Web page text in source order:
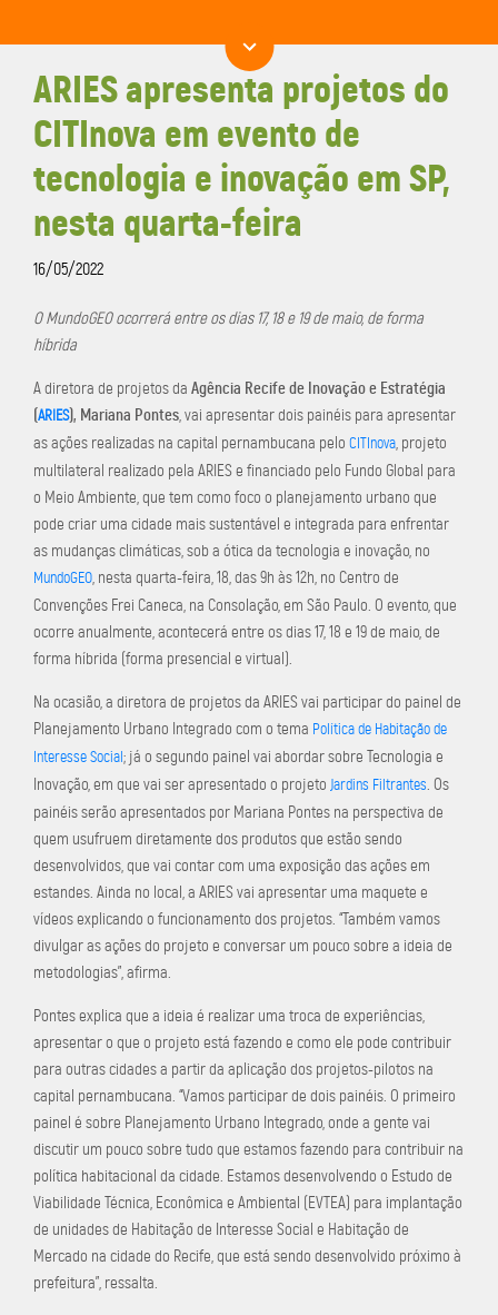
ARIES apresenta projetos do
CITInova em evento de
tecnologia e inovação em SP,
nesta quarta-feira
16/05/2022
O MundoGEO ocorrerá entre os dias 17, 18 e 19 de maio, de forma
híbrida
A diretora de projetos da Agência Recife de Inovação e Estratégia
(ARIES), Mariana Pontes, vai apresentar dois painéis para apresentar
as ações realizadas na capital pernambucana pelo CITInova, projeto
multilateral realizado pela ARIES e financiado pelo Fundo Global para
o Meio Ambiente, que tem como foco o planejamento urbano que
pode criar uma cidade mais sustentável e integrada para enfrentar
as mudanças climáticas, sob a ótica da tecnologia e inovação, no
MundoGEO, nesta quarta-feira, 18, das 9h às 12h, no Centro de
Convenções Frei Caneca, na Consolação, em São Paulo. O evento, que
ocorre anualmente, acontecerá entre os dias 17, 18 e 19 de maio, de
forma híbrida (forma presencial e virtual).
Na ocasião, a diretora de projetos da ARIES vai participar do painel de
Planejamento Urbano Integrado com o tema Política de Habitação de
Interesse Social; já o segundo painel vai abordar sobre Tecnologia e
Inovação, em que vai ser apresentado o projeto Jardins Filtrantes. Os
painéis serão apresentados por Mariana Pontes na perspectiva de
quem usufruem diretamente dos produtos que estão sendo
desenvolvidos, que vai contar com uma exposição das ações em
estandes. Ainda no local, a ARIES vai apresentar uma maquete e
vídeos explicando o funcionamento dos projetos. “Também vamos
divulgar as ações do projeto e conversar um pouco sobre a ideia de
metodologias”, afirma.
Pontes explica que a ideia é realizar uma troca de experiências,
apresentar o que o projeto está fazendo e como ele pode contribuir
para outras cidades a partir da aplicação dos projetos-pilotos na
capital pernambucana. “Vamos participar de dois painéis. O primeiro
painel é sobre Planejamento Urbano Integrado, onde a gente vai
discutir um pouco sobre tudo que estamos fazendo para contribuir na
política habitacional da cidade. Estamos desenvolvendo o Estudo de
Viabilidade Técnica, Econômica e Ambiental (EVTEA) para implantação
de unidades de Habitação de Interesse Social e Habitação de
Mercado na cidade do Recife, que está sendo desenvolvido próximo à
prefeitura”, ressalta.